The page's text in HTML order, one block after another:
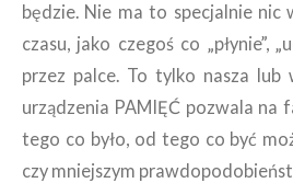
będzie. Nie ma to specjalnie nic
czasu, jako czegoś co „płynie”,
przez palce. To tylko nasza lub
urządzenia PAMIĘĆ pozwala na
tego co było, od tego co być
czy mniejszym